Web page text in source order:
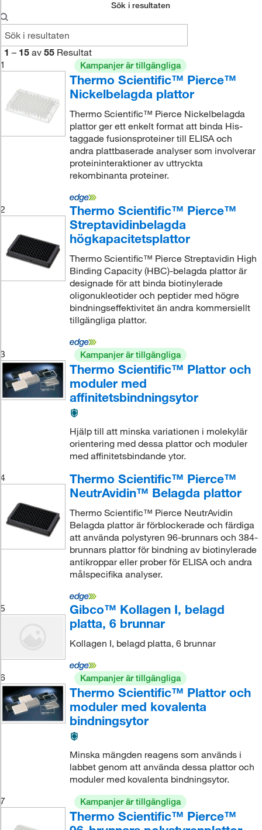
Sök i resultaten
1 – 15 av 55 Resultat
1
Kampanjer är tillgängliga
Thermo Scientific™ Pierce™
Nickelbelagda plattor
Thermo Scientific™ Pierce Nickelbelagda
plattor ger ett enkelt format att binda His-
taggade fusionsproteiner till ELISA och
andra plattbaserade analyser som involverar
proteininteraktioner av uttryckta
rekombinanta proteiner.
2
Thermo Scientific™ Pierce™
Streptavidinbelagda
högkapacitetsplattor
Thermo Scientific™ Pierce Streptavidin High
Binding Capacity (HBC)-belagda plattor är
designade för att binda biotinylerade
oligonukleotider och peptider med högre
bindningseffektivitet än andra kommersiellt
tillgängliga plattor.
3 Kampanjer är tillgängliga
Thermo Scientific™ Plattor och
moduler med
affinitetsbindningsytor
Hjälp till att minska variationen i molekylär
orientering med dessa plattor och moduler
med affinitetsbindande ytor.
4
Thermo Scientific™ Pierce™
NeutrAvidin™ Belagda plattor
Thermo Scientific™ Pierce NeutrAvidin
Belagda plattor är förblockerade och färdiga
att använda polystyren 96-brunnars och 384-
brunnars plattor för bindning av biotinylerade
antikroppar eller prober för ELISA och andra
målspecifika analyser.
5
Gibco™ Kollagen I, belagd
platta, 6 brunnar
Kollagen I, belagd platta, 6 brunnar
6 Kampanjer är tillgängliga
Thermo Scientific™ Plattor och
moduler med kovalenta
bindningsytor
Minska mängden reagens som används i
labbet genom att använda dessa plattor och
moduler med kovalenta bindningsytor.
7
Kampanjer är tillgängliga
Thermo Scientific™ Pierce™